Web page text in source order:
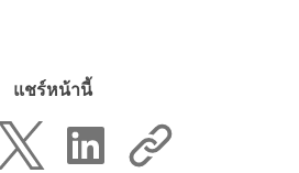
แชร์หน้านี้